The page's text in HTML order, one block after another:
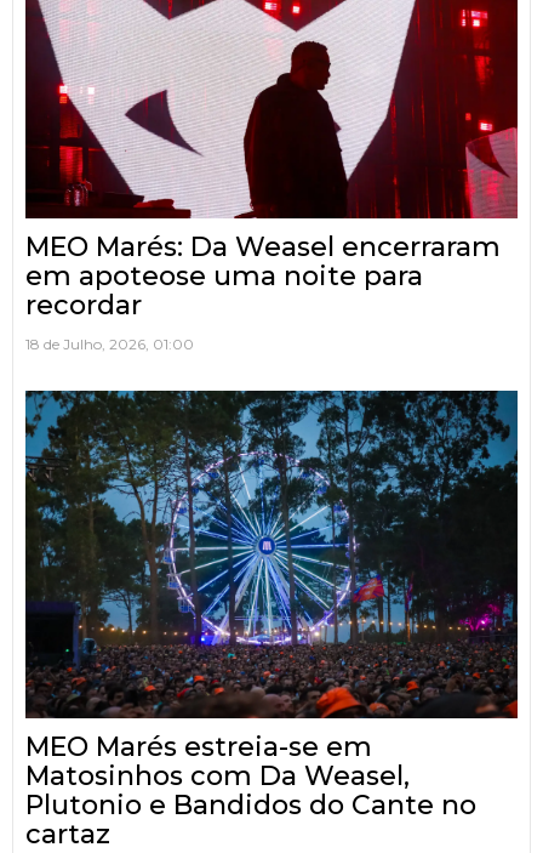
MEO Marés: Da Weasel encerraram
em apoteose uma noite para
recordar
18 de Julho, 2026, 01:00
MEO Marés estreia-se em
Matosinhos com Da Weasel,
Plutonio e Bandidos do Cante no
cartaz